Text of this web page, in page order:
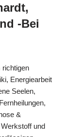
-Bei
richtigen
Energiearbeit
Seelen,
&
und